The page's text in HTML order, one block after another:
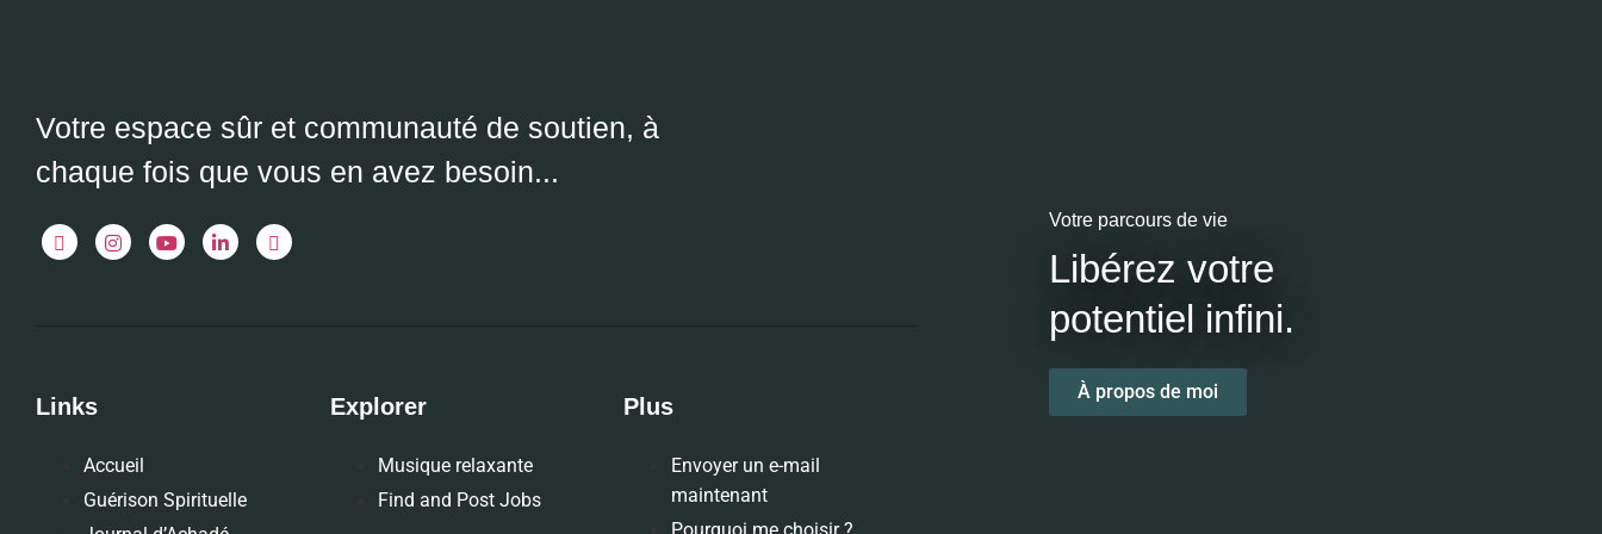
Votre espace sûr et communauté de soutien, à
chaque fois que vous en avez besoin...
Links
Accueil
Guérison Spirituelle
Explorer
Musique relaxante
Find and Post Jobs
Plus
Envoyer un e-mail
maintenant
Votre parcours de vie
Libérez votre
potentiel infini.
À propos de moi